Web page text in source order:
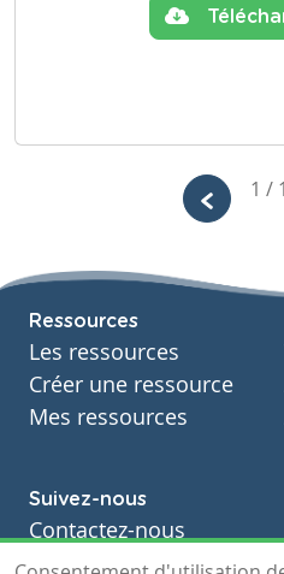
1 / 1
Ressources
Les ressources
Créer une ressource
Mes ressources
Suivez-nous
Contactez-nous
Soutien scolaire